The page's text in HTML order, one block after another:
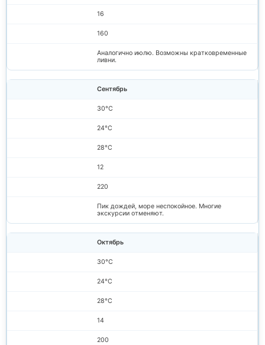
16
160
Аналогично июлю. Возможны кратковременные
ливни.
Сентябрь
30°C
24°C
28°C
12
220
Пик дождей, море неспокойное. Многие
экскурсии отменяют.
Октябрь
30°C
24°C
28°C
14
200